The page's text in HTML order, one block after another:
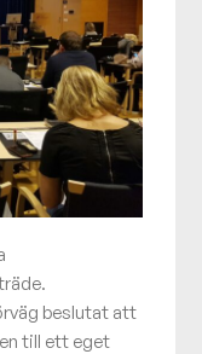
beslutat att
till ett eget